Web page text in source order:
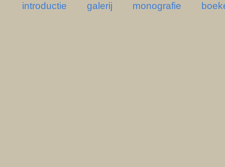
introductie galerij monografie